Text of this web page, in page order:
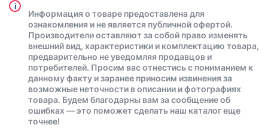
i
Информация о товаре предоставлена для
ознакомления и не является публичной офертой.
Производители оставляют за собой право изменять
внешний вид, характеристики и комплектацию товара,
предварительно не уведомляя продавцов и
потребителей. Просим вас отнестись с пониманием к
данному факту и заранее приносим извинения за
возможные неточности в описании и фотографиях
товара. Будем благодарны вам за сообщение об
ошибках — это поможет сделать наш каталог еще
точнее!